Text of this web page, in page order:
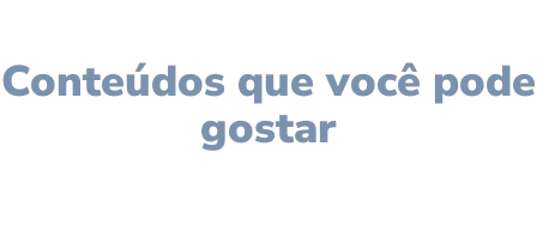
Conteúdos que você pode
gostar